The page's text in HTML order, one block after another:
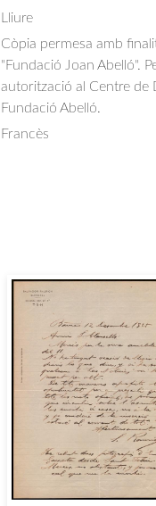
Lliure
Còpia permesa amb
"Fundació Joan Abelló".
autorització al Centre de
Fundació Abelló.
Francès